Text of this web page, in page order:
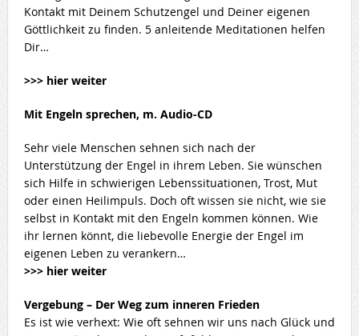
Kontakt mit Deinem Schutzengel und Deiner eigenen
Göttlichkeit zu finden. 5 anleitende Meditationen helfen
Dir…
>>> hier weiter
Mit Engeln sprechen, m. Audio-CD
Sehr viele Menschen sehnen sich nach der
Unterstützung der Engel in ihrem Leben. Sie wünschen
sich Hilfe in schwierigen Lebenssituationen, Trost, Mut
oder einen Heilimpuls. Doch oft wissen sie nicht, wie sie
selbst in Kontakt mit den Engeln kommen können. Wie
ihr lernen könnt, die liebevolle Energie der Engel im
eigenen Leben zu verankern…
>>> hier weiter
Vergebung – Der Weg zum inneren Frieden
Es ist wie verhext: Wie oft sehnen wir uns nach Glück und